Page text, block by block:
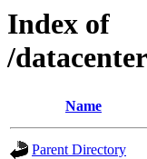
Index of
/
Name
Parent Directory